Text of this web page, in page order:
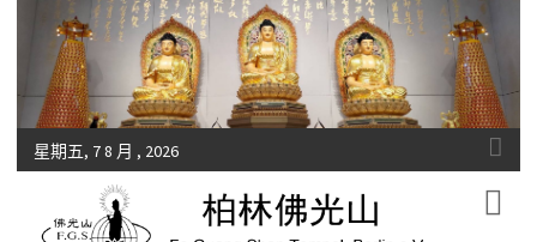
星期五, 7 8 月 , 2026